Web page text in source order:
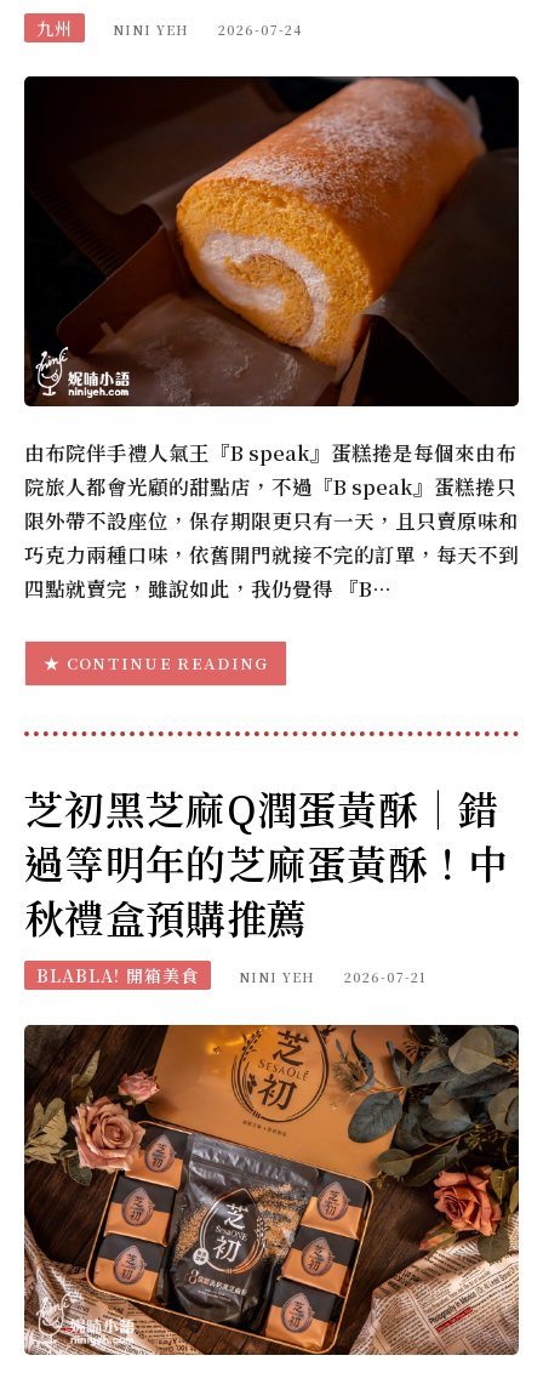
九州 NINI YEH 2026-07-24
由布院伴手禮人氣王『B speak』蛋糕捲是每個來由布
院旅人都會光顧的甜點店，不過『B speak』蛋糕捲只
限外帶不設座位，保存期限更只有一天，且只賣原味和
巧克力兩種口味，依舊開門就接不完的訂單，每天不到
四點就賣完，雖說如此，我仍覺得 『B…
CONTINUE READING
芝初黑芝麻Q潤蛋黃酥｜錯
過等明年的芝麻蛋黃酥！中
秋禮盒預購推薦
BLABLA! 開箱美食 NINI YEH 2026-07-21